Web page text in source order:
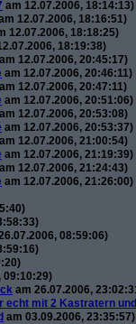
am 12.07.2006, 18:14:13)
12.07.2006, 18:16:51)
12.07.2006, 18:18:25)
18:19:38)
am 12.07.2006, 20:45:17)
am 12.07.2006, 20:46:11)
am 12.07.2006, 20:47:11)
am 12.07.2006, 20:51:06)
am 12.07.2006, 20:53:08)
am 12.07.2006, 20:53:37)
am 12.07.2006, 21:00:54)
am 12.07.2006, 21:19:39)
am 12.07.2006, 21:24:43)
am 12.07.2006, 21:26:00)
08:59:06)
09:10:29)
am 26.07.2006,
echt mit 2 Kastratern
am 03.09.2006, 23:35:57)